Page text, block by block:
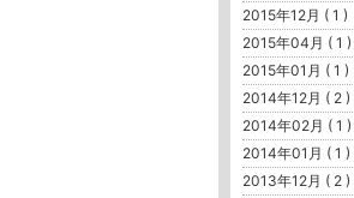
2015年12月 ( 1 )
2015年04月 ( 1 )
2015年01月 ( 1 )
2014年12月 ( 2 )
2014年02月 ( 1 )
2014年01月 ( 1 )
2013年12月 ( 2 )